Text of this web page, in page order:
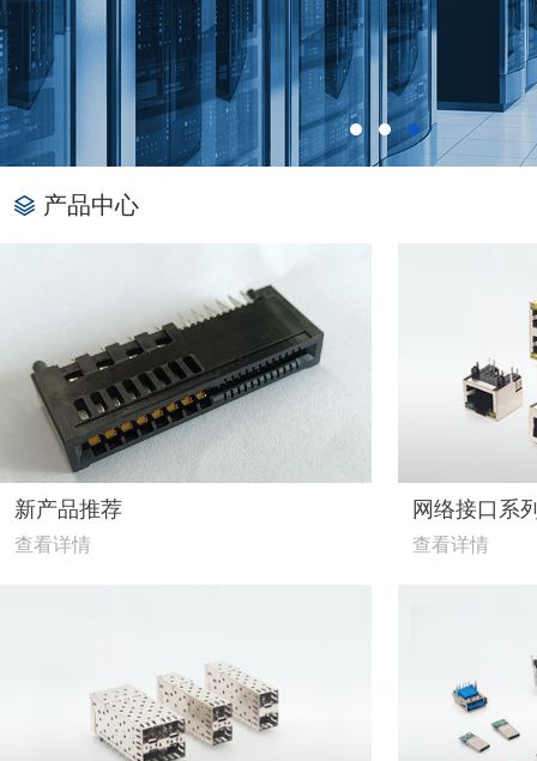
产品中心
新产品推荐
查看详情
网络接口系
查看详情